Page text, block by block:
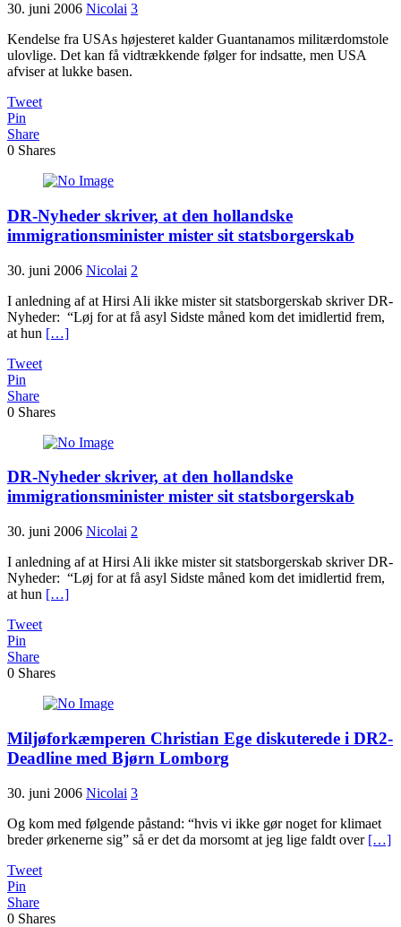
30. juni 2006 Nicolai 3
Kendelse fra USAs højesteret kalder Guantanamos militærdomstole
ulovlige. Det kan få vidtrækkende følger for indsatte, men USA
afviser at lukke basen.
Tweet
Pin
Share
0 Shares
DR-Nyheder skriver, at den hollandske
immigrationsminister mister sit statsborgerskab
30. juni 2006 Nicolai 2
I anledning af at Hirsi Ali ikke mister sit statsborgerskab skriver DR-
Nyheder: “Løj for at få asyl Sidste måned kom det imidlertid frem,
at hun […]
Tweet
Pin
Share
0 Shares
DR-Nyheder skriver, at den hollandske
immigrationsminister mister sit statsborgerskab
30. juni 2006 Nicolai 2
I anledning af at Hirsi Ali ikke mister sit statsborgerskab skriver DR-
Nyheder: “Løj for at få asyl Sidste måned kom det imidlertid frem,
at hun […]
Tweet
Pin
Share
0 Shares
Miljøforkæmperen Christian Ege diskuterede i DR2-
Deadline med Bjørn Lomborg
30. juni 2006 Nicolai 3
Og kom med følgende påstand: “hvis vi ikke gør noget for klimaet
breder ørkenerne sig” så er det da morsomt at jeg lige faldt over […]
Tweet
Pin
Share
0 Shares